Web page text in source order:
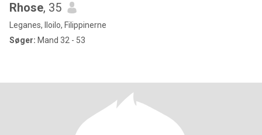
Rhose, 35
Leganes, Iloilo, Filippinerne
Søger: Mand 32 - 53